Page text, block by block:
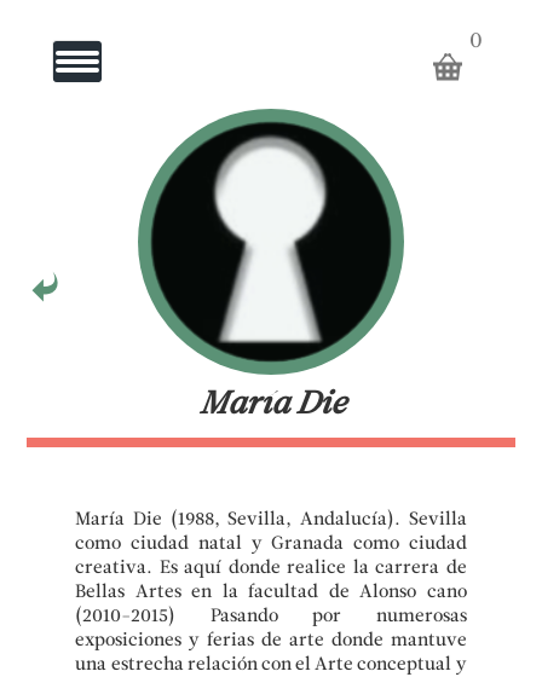
Toggle Navigation
GALERÍA
ARTISTAS
0
María Die
María Die (1988, Sevilla, Andalucía). Sevilla
como ciudad natal y Granada como ciudad
creativa. Es aquí donde realice la carrera de
Bellas Artes en la facultad de Alonso cano
(2010-2015) Pasando por numerosas
exposiciones y ferias de arte donde mantuve
una estrecha relación con el Arte conceptual y